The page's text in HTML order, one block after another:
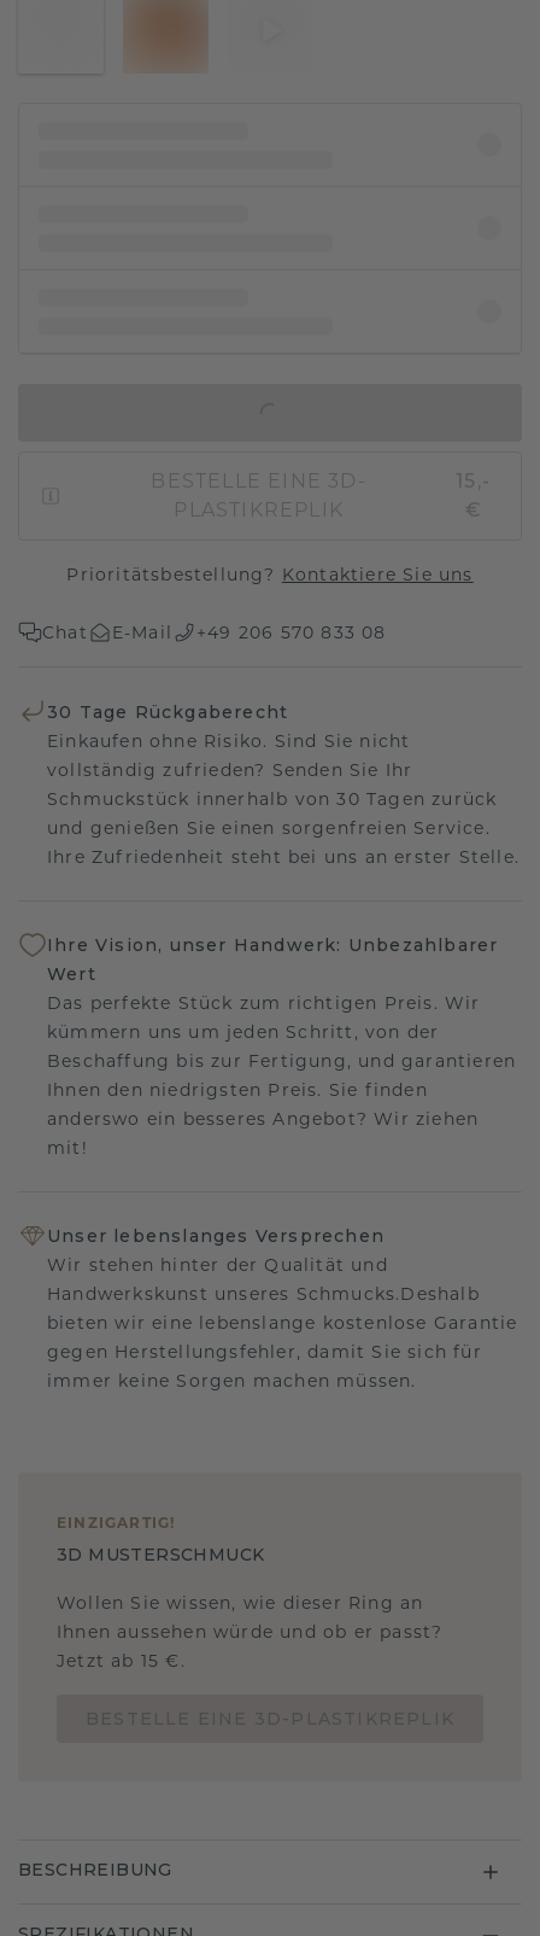
BESTELLE EINE 3D-
PLASTIKREPLIK
15,-
€
Prioritätsbestellung? Kontaktiere Sie uns
Chat E-Mail +49 206 570 833 08
30 Tage Rückgaberecht
Einkaufen ohne Risiko. Sind Sie nicht
vollständig zufrieden? Senden Sie Ihr
Schmuckstück innerhalb von 30 Tagen zurück
und genießen Sie einen sorgenfreien Service.
Ihre Zufriedenheit steht bei uns an erster Stelle.
Ihre Vision, unser Handwerk: Unbezahlbarer
Wert
Das perfekte Stück zum richtigen Preis. Wir
kümmern uns um jeden Schritt, von der
Beschaffung bis zur Fertigung, und garantieren
Ihnen den niedrigsten Preis. Sie finden
anderswo ein besseres Angebot? Wir ziehen
mit!
Unser lebenslanges Versprechen
Wir stehen hinter der Qualität und
Handwerkskunst unseres Schmucks.Deshalb
bieten wir eine lebenslange kostenlose Garantie
gegen Herstellungsfehler, damit Sie sich für
immer keine Sorgen machen müssen.
EINZIGARTIG !
3D MUSTERSCHMUCK
Wollen Sie wissen, wie dieser Ring an
Ihnen aussehen würde und ob er passt?
Jetzt ab 15 €.
BESCHREIBUNG